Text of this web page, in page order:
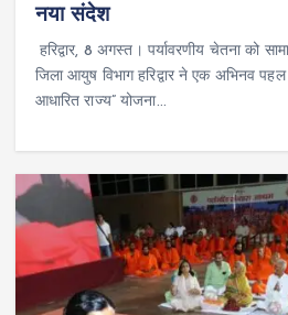
नया संदेश
‎हरिद्वार, 8 अगस्त। ‎पर्यावरणीय चेतना को
जिला आयुष विभाग हरिद्वार ने एक अभिनव
आधारित राज्य” योजना…